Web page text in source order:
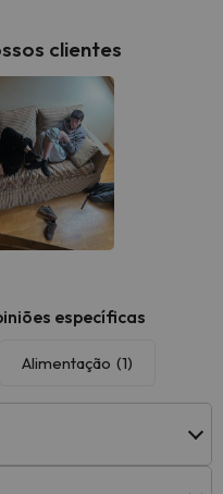
clientes
específicas
Alimentação (1)